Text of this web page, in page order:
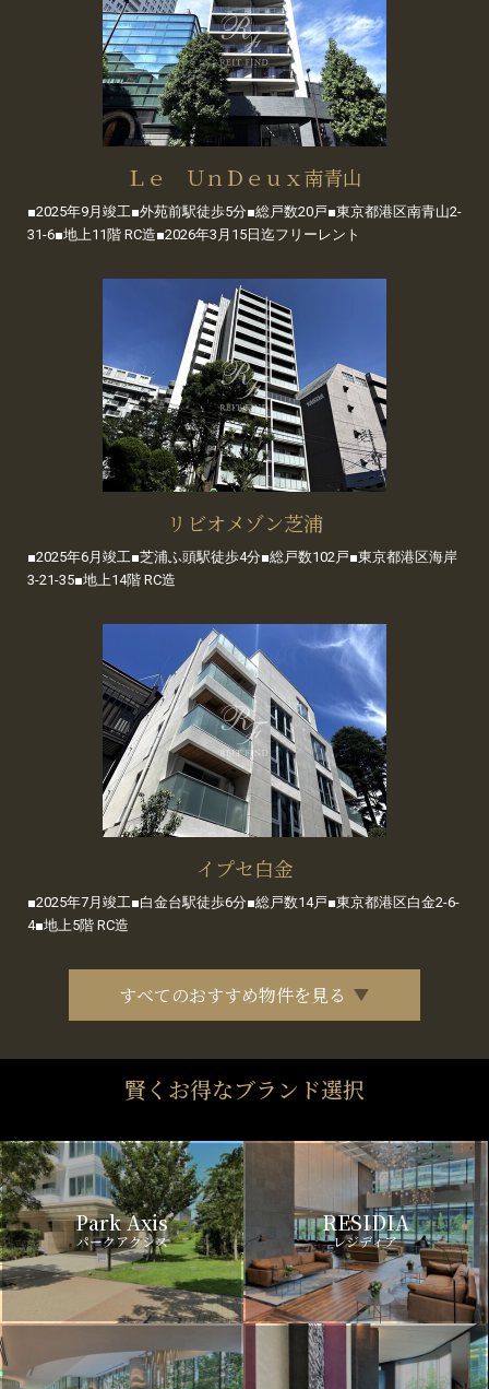
Ｌｅ ＵｎＤｅｕｘ南青山
■2025年9月竣工■外苑前駅徒歩5分■総戸数20戸■東京都港区南青山2-
31-6■地上11階 RC造■2026年3月15日迄フリーレント
リビオメゾン芝浦
■2025年6月竣工■芝浦ふ頭駅徒歩4分■総戸数102戸■東京都港区海岸
3-21-35■地上14階 RC造
イプセ白金
■2025年7月竣工■白金台駅徒歩6分■総戸数14戸■東京都港区白金2-6-
4■地上5階 RC造
すべてのおすすめ物件を見る
賢くお得なブランド選択
Park Axis
パークアクシス
RESIDIA
レジディア